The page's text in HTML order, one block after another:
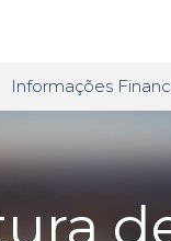
Informações